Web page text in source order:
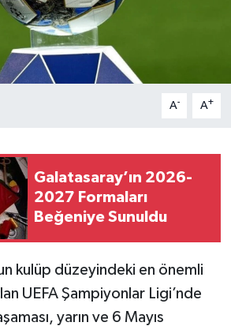
A- A+
Galatasaray’ın 2026-
2027 Formaları
Beğeniye Sunuldu
kulüp düzeyindeki en önemli
UEFA Şampiyonlar Ligi’nde
yarın ve 6 Mayıs